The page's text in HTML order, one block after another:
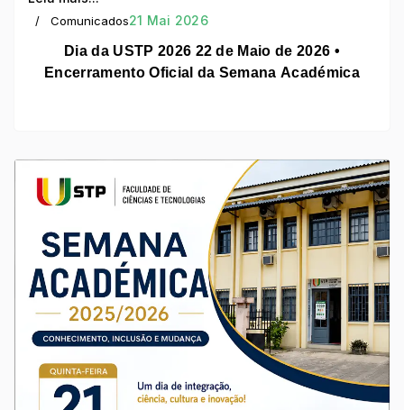
Dia da USTP 2026 22 de Maio de 2026 •
Encerramento Oficial da Semana Académica
Comunicados21 Mai 2026